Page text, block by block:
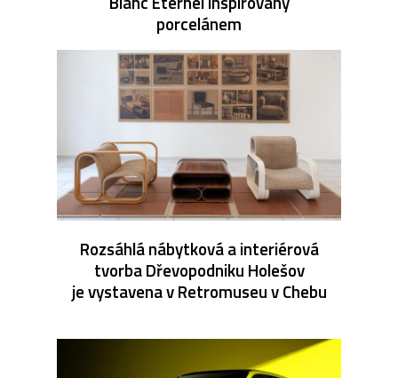
porcelánem
Rozsáhlá nábytková a interiérová
tvorba Dřevopodniku Holešov
je vystavena v Retromuseu v Chebu